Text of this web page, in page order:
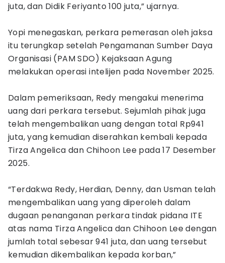
juta, dan Didik Feriyanto 100 juta,” ujarnya.
Yopi menegaskan, perkara pemerasan oleh jaksa
itu terungkap setelah Pengamanan Sumber Daya
Organisasi (PAM SDO) Kejaksaan Agung
melakukan operasi intelijen pada November 2025.
Dalam pemeriksaan, Redy mengakui menerima
uang dari perkara tersebut. Sejumlah pihak juga
telah mengembalikan uang dengan total Rp941
juta, yang kemudian diserahkan kembali kepada
Tirza Angelica dan Chihoon Lee pada 17 Desember
2025.
“Terdakwa Redy, Herdian, Denny, dan Usman telah
mengembalikan uang yang diperoleh dalam
dugaan penanganan perkara tindak pidana ITE
atas nama Tirza Angelica dan Chihoon Lee dengan
jumlah total sebesar 941 juta, dan uang tersebut
kemudian dikembalikan kepada korban,”